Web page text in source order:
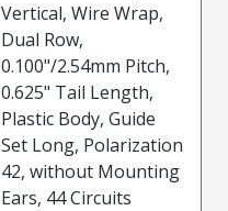
Vertical, Wire Wrap,
Dual Row,
0.100"/2.54mm Pitch,
0.625" Tail Length,
Plastic Body, Guide
Set Long, Polarization
42, without Mounting
Ears, 44 Circuits